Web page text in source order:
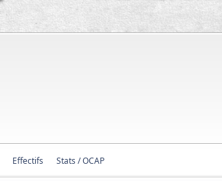
Effectifs Stats / OCAP